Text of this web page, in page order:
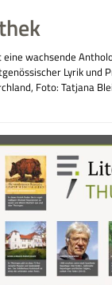
wachsende
Lyrik und
Foto: Tatjana